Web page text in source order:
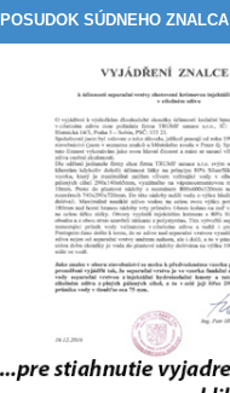
POSUDOK SÚDNEHO ZNALCA